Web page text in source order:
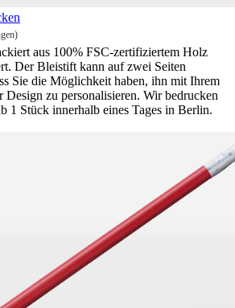
aus 100% FSC-zertifiziertem Holz
Der Bleistift kann auf zwei Seiten
Sie die Möglichkeit haben, ihn mit Ihrem
zu personalisieren. Wir bedrucken
1 Stück innerhalb eines Tages in Berlin.